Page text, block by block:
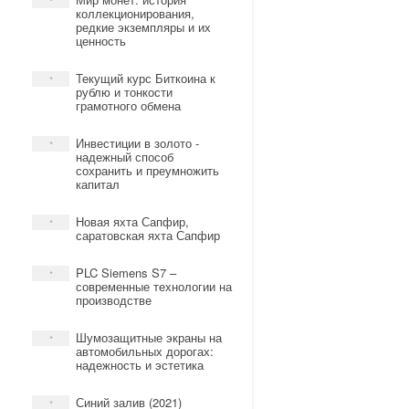
коллекционирования,
редкие экземпляры и их
ценность
* Текущий курс Биткоина к
рублю и тонкости
грамотного обмена
* Инвестиции в золото -
надежный способ
сохранить и преумножить
капитал
* Новая яхта Сапфир,
саратовская яхта Сапфир
* PLC Siemens S7 –
современные технологии на
производстве
* Шумозащитные экраны на
автомобильных дорогах:
надежность и эстетика
* Синий залив (2021)